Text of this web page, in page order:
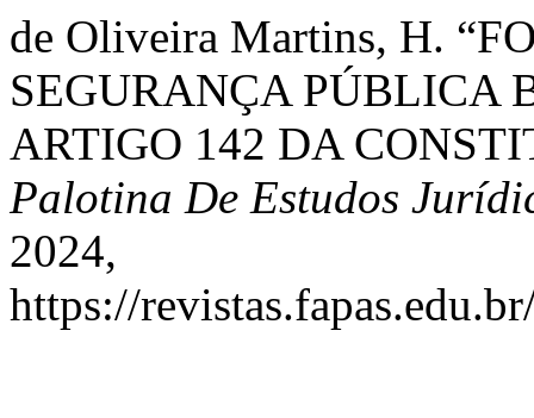
de Oliveira Martins, H.
SEGURANÇA PÚBLICA
ARTIGO 142 DA
Palotina De Estudos
2024,
https://